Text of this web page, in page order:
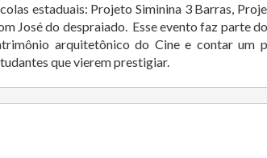
estaduais: Projeto Siminina 3 Barras,
José do despraiado. Esse evento faz parte
arquitetônico do Cine e contar um
que vierem prestigiar.